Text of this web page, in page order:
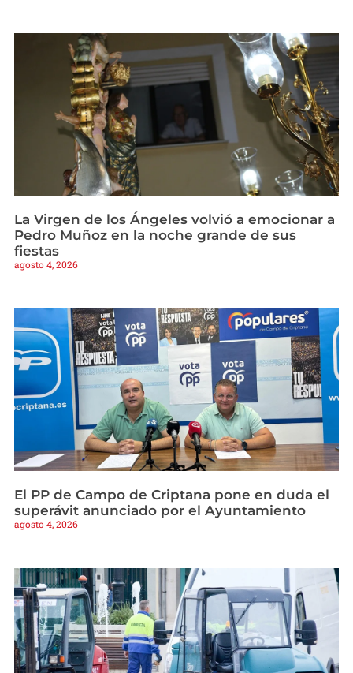
La Virgen de los Ángeles volvió a emocionar a
Pedro Muñoz en la noche grande de sus
fiestas
agosto 4, 2026
El PP de Campo de Criptana pone en duda el
superávit anunciado por el Ayuntamiento
agosto 4, 2026